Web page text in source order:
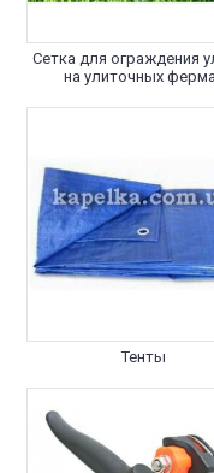
Сетка для ограждения
на улиточных
Тенты